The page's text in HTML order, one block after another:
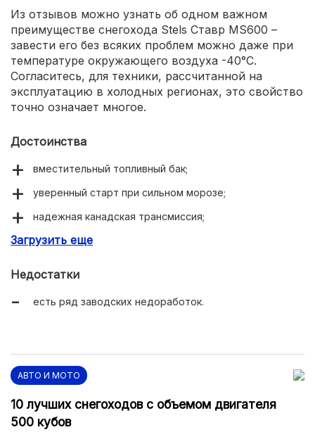
Из отзывов можно узнать об одном важном
преимуществе снегохода Stels Ставр MS600 –
завести его без всяких проблем можно даже при
температуре окружающего воздуха -40°С.
Согласитесь, для техники, рассчитанной на
эксплуатацию в холодных регионах, это свойство
точно означает многое.
Достоинства
вместительный топливный бак;
уверенный старт при сильном морозе;
надежная канадская трансмиссия;
относительно низкая стоимость.
Загрузить еще
Недостатки
есть ряд заводских недоработок.
АВТО И МОТО
10 лучших снегоходов с объемом двигателя
500 кубов